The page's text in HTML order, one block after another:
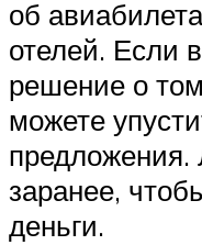
об
отелей. Если
решение о
можете
предложения.
заранее,
деньги.